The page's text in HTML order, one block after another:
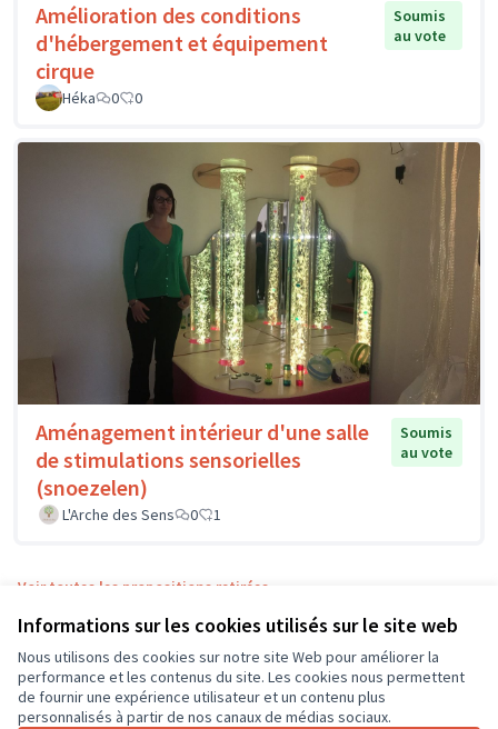
Informations sur les cookies utilisés sur le site web
Nous utilisons des cookies sur notre site Web pour améliorer la
performance et les contenus du site. Les cookies nous permettent
de fournir une expérience utilisateur et un contenu plus
personnalisés à partir de nos canaux de médias sociaux.
Amélioration des conditions
d'hébergement et équipement
cirque
Soumis
au vote
Héka 0 0
Aménagement intérieur d'une salle
de stimulations sensorielles
(snoezelen)
Soumis
au vote
L'Arche des Sens 0 1
Voir toutes les propositions retirées
Conditions d'utilisation
Paramètres des cookies
CD37 sur XCD37 sur Facebook
CD37 sur Instagram
CD37 sur YouTube